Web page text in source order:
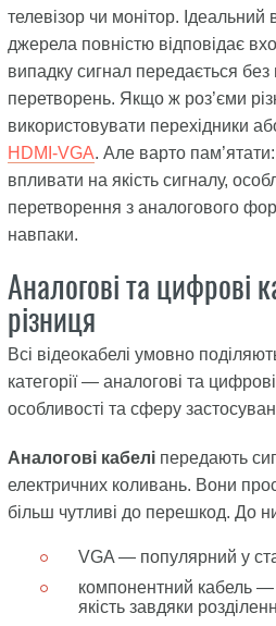
телевізор чи монітор. Ідеальний
джерела повністю відповідає
випадку сигнал передається без
перетворень. Якщо ж роз’єми
використовувати перехідники
HDMI-VGA. Але варто
впливати на якість сигналу,
перетворення з аналогового
навпаки.
Аналогові та цифрові
різниця
Всі відеокабелі умовно
категорії — аналогові та
особливості та сферу
Аналогові кабелі передають
електричних коливань. Вони
більш чутливі до перешкод. До
VGA — популярний у
компонентний кабель —
якість завдяки